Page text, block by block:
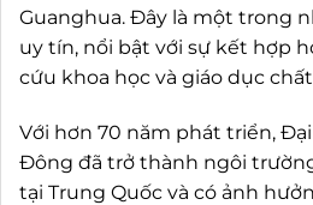
Guanghua. Đây là một trong
uy tín, nổi bật với sự kết hợp
cứu khoa học và giáo dục
Với hơn 70 năm phát triển,
Đông đã trở thành ngôi
tại Trung Quốc và có ảnh